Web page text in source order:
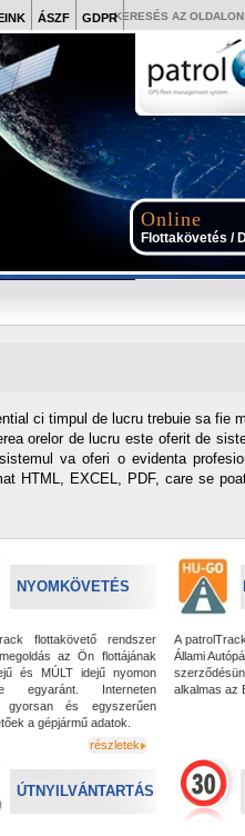
ÁSZF GDPRKERESÉS AZ OLDALON
Online
Flottakövetés /
ci timpul de lucru trebuie sa fie
orelor de lucru este oferit de
va oferi o evidenta
HTML, EXCEL, PDF, care se
NYOMKÖVETÉS
flottakövető rendszer
az Ön flottájának
és MÚLT idejű nyomon
egyaránt. Interneten
gyorsan és egyszerűen
a gépjármű adatok.
részletek
A
Állami
alkalmas az
ÚTNYILVÁNTARTÁS